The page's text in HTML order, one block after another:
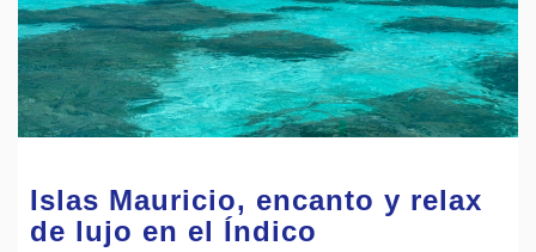
Islas Mauricio, encanto y relax
de lujo en el Índico